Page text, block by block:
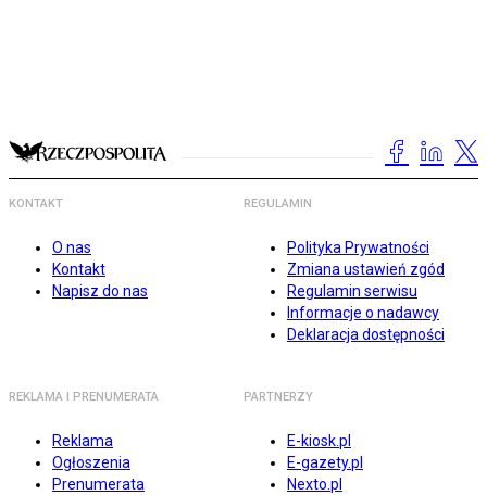
KONTAKT
O nas
Kontakt
Napisz do nas
REGULAMIN
Polityka Prywatności
Zmiana ustawień zgód
Regulamin serwisu
Informacje o nadawcy
Deklaracja dostępności
REKLAMA I PRENUMERATA
Reklama
Ogłoszenia
Prenumerata
PARTNERZY
E-kiosk.pl
E-gazety.pl
Nexto.pl